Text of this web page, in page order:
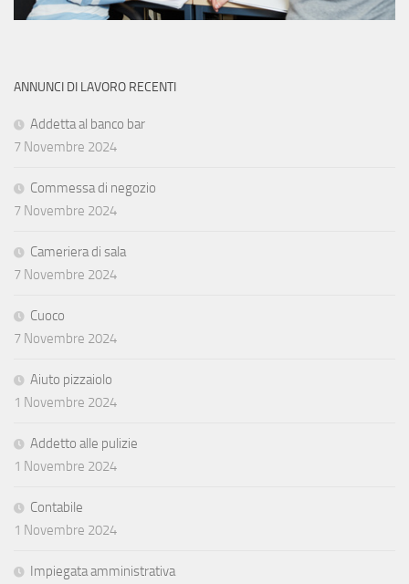
ANNUNCI DI LAVORO RECENTI
Addetta al banco bar
7 Novembre 2024
Commessa di negozio
7 Novembre 2024
Cameriera di sala
7 Novembre 2024
Cuoco
7 Novembre 2024
Aiuto pizzaiolo
1 Novembre 2024
Addetto alle pulizie
1 Novembre 2024
Contabile
1 Novembre 2024
Impiegata amministrativa